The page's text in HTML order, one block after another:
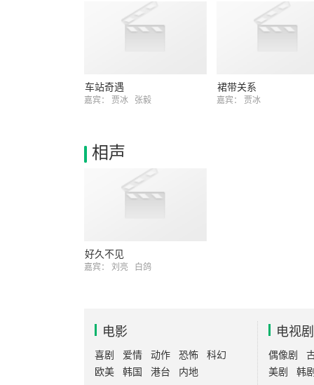
车站奇遇
嘉宾： 贾冰 张毅
裙带关系
嘉宾： 贾冰
相声
好久不见
嘉宾： 刘亮 白鸽
电影
喜剧 爱情 动作 恐怖
科幻
欧美
韩国 港台 内地
电视剧
偶像剧
美剧
韩